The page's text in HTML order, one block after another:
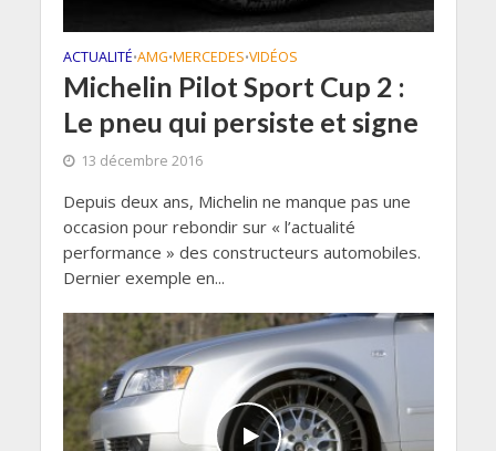
ACTUALITÉ•AMG•MERCEDES•VIDÉOS
Michelin Pilot Sport Cup 2 :
Le pneu qui persiste et signe
13 décembre 2016
Depuis deux ans, Michelin ne manque pas une
occasion pour rebondir sur « l’actualité
performance » des constructeurs automobiles.
Dernier exemple en...